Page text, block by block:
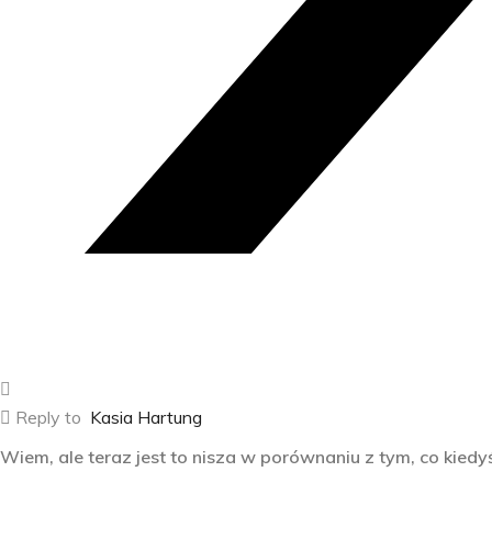
Reply to Kasia Hartung
Wiem, ale teraz jest to nisza w porównaniu z tym, co